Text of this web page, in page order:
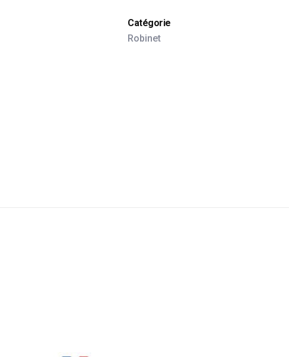
Catégorie
Robinet